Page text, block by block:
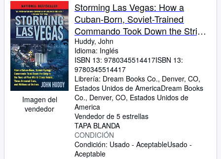
Imagen del
vendedor
Storming Las Vegas: How a
Cuban-Born, Soviet-Trained
Commando Took Down the Strip
to the Tune of Five World-Class
Hotels, Three Armored Cars, and
Millions of Dollars
Huddy, John
Idioma: Inglés
ISBN 13: 9780345514417ISBN 13:
9780345514417
Librería: Dream Books Co., Denver, CO,
Estados Unidos de AmericaDream Books
Co., Denver, CO, Estados Unidos de
America
Vendedor de 5 estrellas
TAPA BLANDA
CONDICIÓN
Condición: Usado - AceptableUsado -
Aceptable